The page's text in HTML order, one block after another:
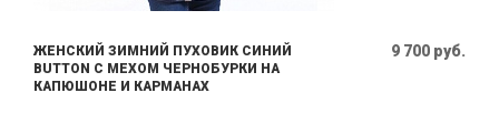
ЖЕНСКИЙ ЗИМНИЙ ПУХОВИК СИНИЙ
BUTTON С МЕХОМ ЧЕРНОБУРКИ НА
КАПЮШОНЕ И КАРМАНАХ
9 700 руб.